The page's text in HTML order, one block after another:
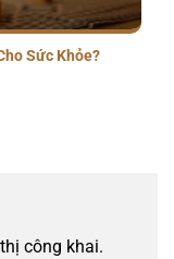
Sức Khỏe?
công khai.